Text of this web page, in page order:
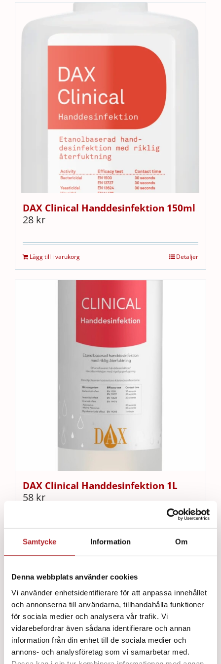
Samtycke Information Om
Denna webbplats använder cookies
Vi använder enhetsidentifierare för att anpassa innehållet
och annonserna till användarna, tillhandahålla funktioner
för sociala medier och analysera vår trafik. Vi
vidarebefordrar även sådana identifierare och annan
information från din enhet till de sociala medier och
annons- och analysföretag som vi samarbetar med.
DAX Clinical Handdesinfektion 150ml
28 kr
Lägg till i varukorg Detaljer
DAX Clinical Handdesinfektion 1L
58 kr